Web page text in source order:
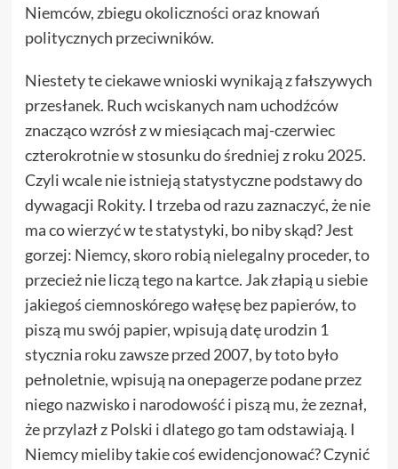
Niemców, zbiegu okoliczności oraz knowań
politycznych przeciwników.
Niestety te ciekawe wnioski wynikają z fałszywych
przesłanek. Ruch wciskanych nam uchodźców
znacząco wzrósł z w miesiącach maj-czerwiec
czterokrotnie w stosunku do średniej z roku 2025.
Czyli wcale nie istnieją statystyczne podstawy do
dywagacji Rokity. I trzeba od razu zaznaczyć, że nie
ma co wierzyć w te statystyki, bo niby skąd? Jest
gorzej: Niemcy, skoro robią nielegalny proceder, to
przecież nie liczą tego na kartce. Jak złapią u siebie
jakiegoś ciemnoskórego wałęsę bez papierów, to
piszą mu swój papier, wpisują datę urodzin 1
stycznia roku zawsze przed 2007, by toto było
pełnoletnie, wpisują na onepagerze podane przez
niego nazwisko i narodowość i piszą mu, że zeznał,
że przylazł z Polski i dlatego go tam odstawiają. I
Niemcy mieliby takie coś ewidencjonować? Czynić